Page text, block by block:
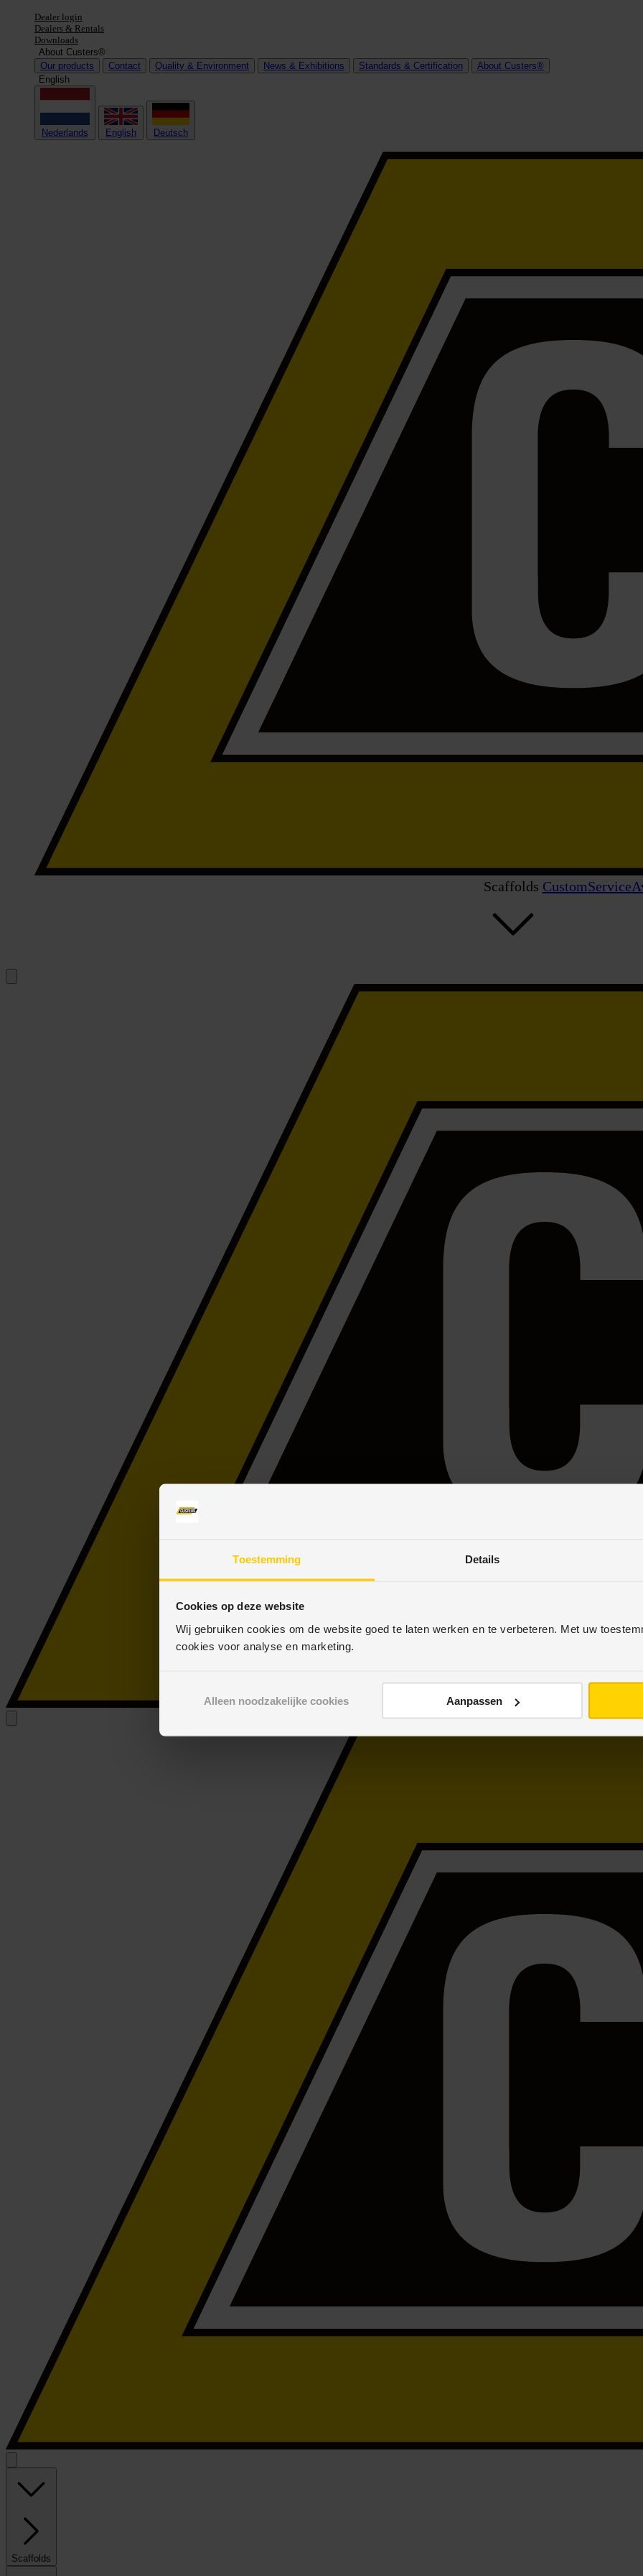
Toestemming Details
Cookies op deze website
Wij gebruiken cookies om de website goed te laten werken en te verbeteren. Met uw
cookies voor analyse en marketing.
Alleen noodzakelijke cookies Aanpassen
Dealer login
Dealers & Rentals
Downloads
About Custers®
Our products
Contact Quality & Environment News & Exhibitions Standards & Certification
About Custers®
English
Nederlands English Deutsch
Scaffolds CustomService
Scaffolds